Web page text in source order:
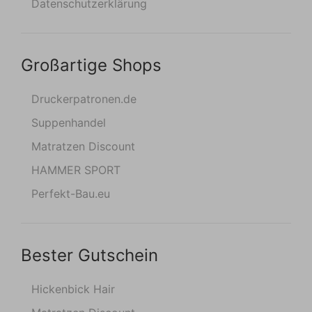
Datenschutzerklärung
Großartige Shops
Druckerpatronen.de
Suppenhandel
Matratzen Discount
HAMMER SPORT
Perfekt-Bau.eu
Bester Gutschein
Hickenbick Hair